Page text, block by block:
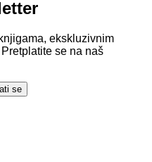
ekskluzivnim
se na naš
se